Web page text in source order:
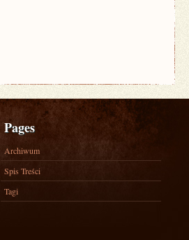
Pages
Archiwum
Spis Treści
Tagi